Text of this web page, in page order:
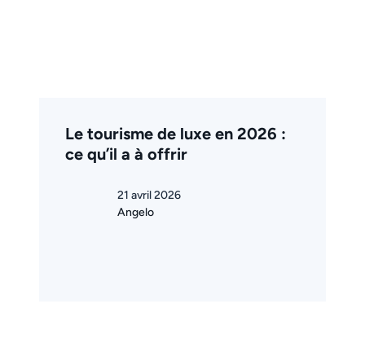
Le tourisme de luxe en 2026 :
ce qu’il a à offrir
21 avril 2026
Angelo